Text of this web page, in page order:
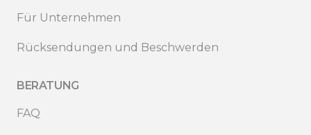
Für Unternehmen
Rücksendungen und Beschwerden
BERATUNG
FAQ